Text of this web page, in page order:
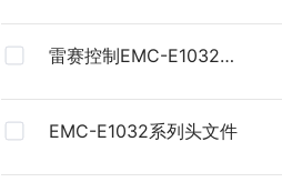
雷赛控制EMC-E1032总
EMC-E1032系列头文件